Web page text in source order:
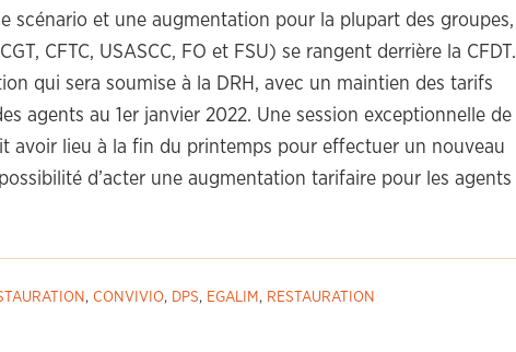
scénario et une augmentation pour la plupart des groupes,
CFTC, USASCC, FO et FSU) se rangent derrière la CFDT.
qui sera soumise à la DRH, avec un maintien des tarifs
agents au 1er janvier 2022. Une session exceptionnelle de
avoir lieu à la fin du printemps pour effectuer un nouveau
d’acter une augmentation tarifaire pour les agents
, CONVIVIO, DPS, EGALIM , RESTAURATION